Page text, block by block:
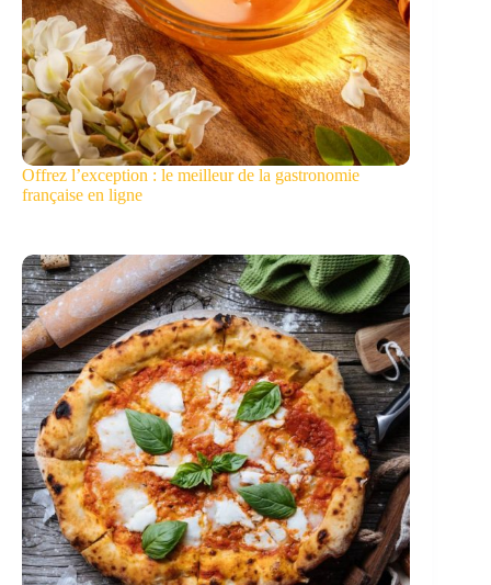
Offrez l’exception : le meilleur de la gastronomie
française en ligne